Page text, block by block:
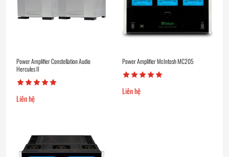
Power Amplifier Constellation Audio
Hercules II
Liên hệ
Power Amplifier McIntosh MC205
Liên hệ